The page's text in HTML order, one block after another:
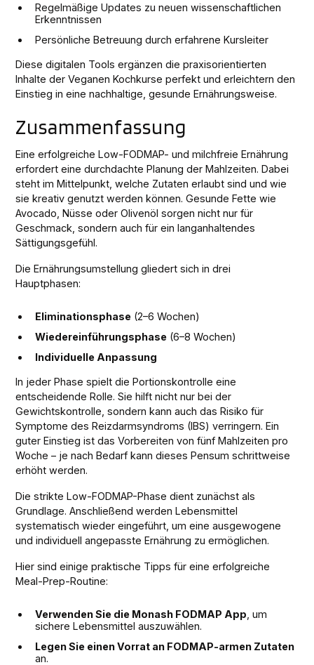
Regelmäßige Updates zu neuen wissenschaftlichen
Erkenntnissen
Persönliche Betreuung durch erfahrene Kursleiter
Diese digitalen Tools ergänzen die praxisorientierten
Inhalte der Veganen Kochkurse perfekt und erleichtern den
Einstieg in eine nachhaltige, gesunde Ernährungsweise.
Zusammenfassung
Eine erfolgreiche Low-FODMAP- und milchfreie Ernährung
erfordert eine durchdachte Planung der Mahlzeiten. Dabei
steht im Mittelpunkt, welche Zutaten erlaubt sind und wie
sie kreativ genutzt werden können. Gesunde Fette wie
Avocado, Nüsse oder Olivenöl sorgen nicht nur für
Geschmack, sondern auch für ein langanhaltendes
Sättigungsgefühl.
Die Ernährungsumstellung gliedert sich in drei
Hauptphasen:
Eliminationsphase (2–6 Wochen)
Wiedereinführungsphase (6–8 Wochen)
Individuelle Anpassung
In jeder Phase spielt die Portionskontrolle eine
entscheidende Rolle. Sie hilft nicht nur bei der
Gewichtskontrolle, sondern kann auch das Risiko für
Symptome des Reizdarmsyndroms (IBS) verringern. Ein
guter Einstieg ist das Vorbereiten von fünf Mahlzeiten pro
Woche – je nach Bedarf kann dieses Pensum schrittweise
erhöht werden.
Die strikte Low-FODMAP-Phase dient zunächst als
Grundlage. Anschließend werden Lebensmittel
systematisch wieder eingeführt, um eine ausgewogene
und individuell angepasste Ernährung zu ermöglichen.
Hier sind einige praktische Tipps für eine erfolgreiche
Meal-Prep-Routine:
Verwenden Sie die Monash FODMAP App , um
sichere Lebensmittel auszuwählen.
Legen Sie einen Vorrat an FODMAP-armen Zutaten
an.